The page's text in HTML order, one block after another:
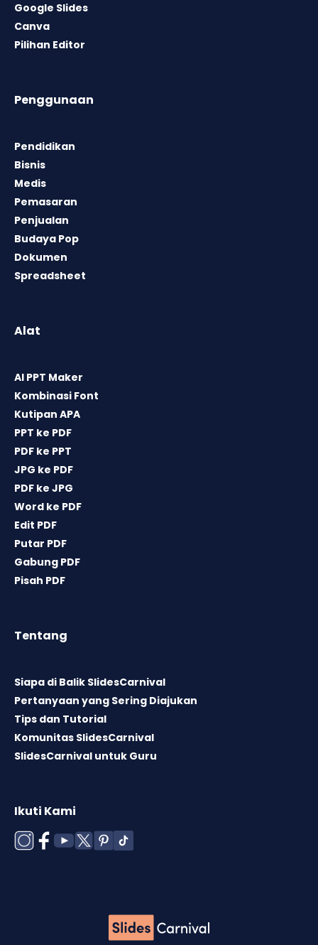
Google Slides
Canva
Pilihan Editor
Penggunaan
Pendidikan
Bisnis
Medis
Pemasaran
Penjualan
Budaya Pop
Dokumen
Spreadsheet
Alat
AI PPT Maker
Kombinasi Font
Kutipan APA
PPT ke PDF
PDF ke PPT
JPG ke PDF
PDF ke JPG
Word ke PDF
Edit PDF
Putar PDF
Gabung PDF
Pisah PDF
Tentang
Siapa di Balik SlidesCarnival
Pertanyaan yang Sering Diajukan
Tips dan Tutorial
Komunitas SlidesCarnival
SlidesCarnival untuk Guru
Ikuti Kami